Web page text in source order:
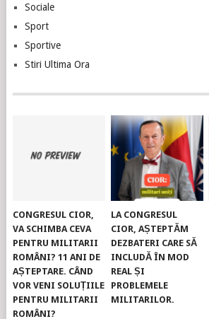
Sociale
Sport
Sportive
Stiri Ultima Ora
CONGRESUL CIOR,
VA SCHIMBA CEVA
PENTRU MILITARII
ROMÂNI? 11 ANI DE
AȘTEPTARE. CÂND
VOR VENI SOLUȚIILE
PENTRU MILITARII
ROMÂNI?
LA CONGRESUL
CIOR, AȘTEPTĂM
DEZBATERI CARE SĂ
INCLUDĂ ÎN MOD
REAL ȘI
PROBLEMELE
MILITARILOR.